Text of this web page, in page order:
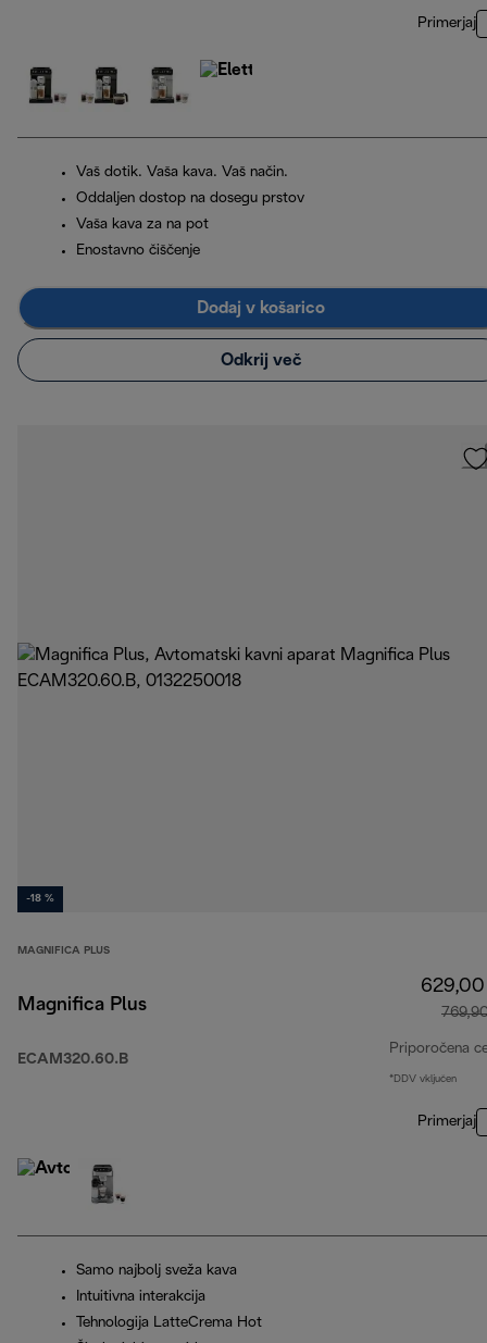
Primerjaj
Vaš dotik. Vaša kava. Vaš način.
Oddaljen dostop na dosegu prstov
Vaša kava za na pot
Enostavno čiščenje
Dodaj v košarico
Odkrij več
-18 %
MAGNIFICA PLUS
Magnifica Plus
ECAM320.60.B
Priporočena
*DDV vključen
Primerjaj
Samo najbolj sveža kava
Intuitivna interakcija
Tehnologija LatteCrema Hot